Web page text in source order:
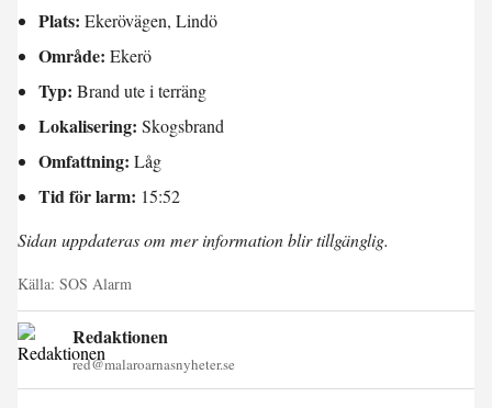
Plats: Ekerövägen, Lindö
Område: Ekerö
Typ: Brand ute i terräng
Lokalisering: Skogsbrand
Omfattning: Låg
Tid för larm: 15:52
Sidan uppdateras om mer information blir tillgänglig.
Källa: SOS Alarm
Redaktionen
red@malaroarnasnyheter.se